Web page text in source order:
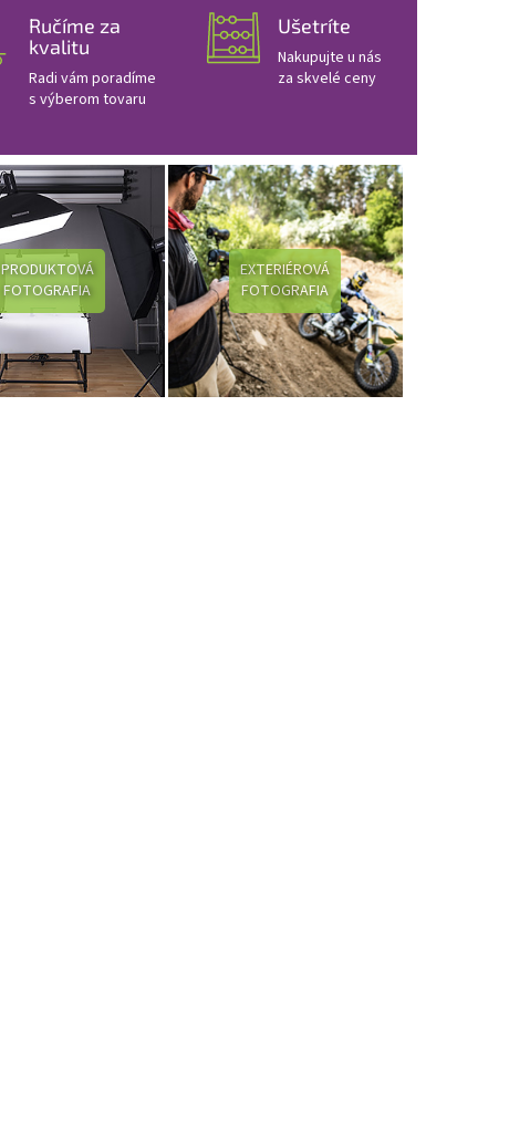
Ručíme za
kvalitu
Radi vám poradíme
s výberom tovaru
Ušetríte
Nakupujte u nás
za skvelé ceny
PRODUKTOVÁ
FOTOGRAFIA
EXTERIÉROVÁ
FOTOGRAFIA